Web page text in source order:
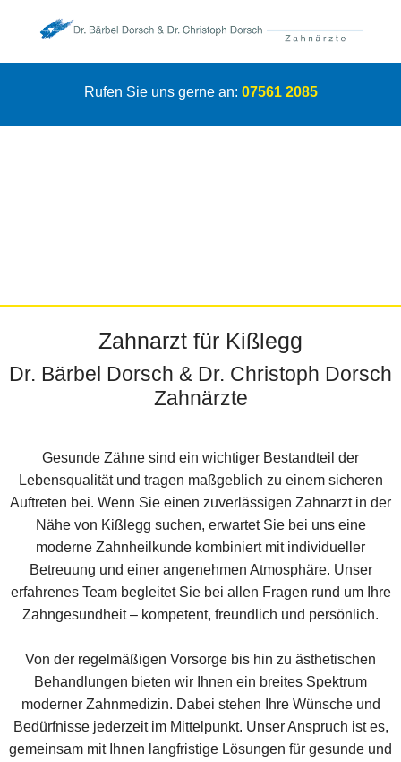
Rufen Sie uns gerne an: 07561 2085
Zahnarzt für Kißlegg
Dr. Bärbel Dorsch & Dr. Christoph Dorsch
Zahnärzte
Gesunde Zähne sind ein wichtiger Bestandteil der
Lebensqualität und tragen maßgeblich zu einem sicheren
Auftreten bei. Wenn Sie einen zuverlässigen Zahnarzt in der
Nähe von Kißlegg suchen, erwartet Sie bei uns eine
moderne Zahnheilkunde kombiniert mit individueller
Betreuung und einer angenehmen Atmosphäre. Unser
erfahrenes Team begleitet Sie bei allen Fragen rund um Ihre
Zahngesundheit – kompetent, freundlich und persönlich.
Von der regelmäßigen Vorsorge bis hin zu ästhetischen
Behandlungen bieten wir Ihnen ein breites Spektrum
moderner Zahnmedizin. Dabei stehen Ihre Wünsche und
Bedürfnisse jederzeit im Mittelpunkt. Unser Anspruch ist es,
gemeinsam mit Ihnen langfristige Lösungen für gesunde und